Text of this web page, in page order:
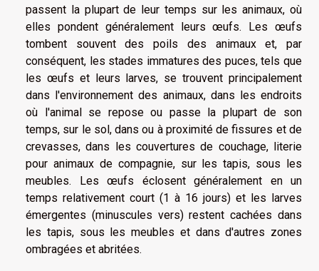
passent la plupart de leur temps sur les animaux, où
elles pondent généralement leurs œufs. Les œufs
tombent souvent des poils des animaux et, par
conséquent, les stades immatures des puces, tels que
les œufs et leurs larves, se trouvent principalement
dans l'environnement des animaux, dans les endroits
où l'animal se repose ou passe la plupart de son
temps, sur le sol, dans ou à proximité de fissures et de
crevasses, dans les couvertures de couchage, literie
pour animaux de compagnie, sur les tapis, sous les
meubles. Les œufs éclosent généralement en un
temps relativement court (1 à 16 jours) et les larves
émergentes (minuscules vers) restent cachées dans
les tapis, sous les meubles et dans d'autres zones
ombragées et abritées.